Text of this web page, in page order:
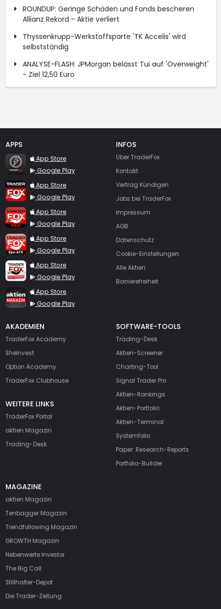
ROUNDUP: Geringe Schäden und Fonds bescheren
Allianz Rekord - Aktie verliert
Thyssenkrupp-Werkstoffsparte 'TK Accelis' wird
selbstständig
ANALYSE-FLASH: JPMorgan belässt Tui auf 'Overweight'
- Ziel 12,50 Euro
APPS
TraderFox Flash
App Store
Google Play
TraderFox App
App Store
Google Play
TraderFox Pro
App Store
Google Play
TraderFox dpa-AFX ProFeed
App Store
Google Play
TraderFox Live Trading
App Store
Google Play
TraderFox aktien Magazin
App Store
Google Play
INFOS
Über TraderFox
Kontakt
Vertrag Kündigen
Jobs bei TraderFox
Impressum
AGB
Datenschutz
Cookie-Einstellungen
Alle Aktien
Barrierefreiheit
AKADEMIEN
TraderFox Academy
SheInvest
Option Academy
TraderFox Clubhouse
WEITERE LINKS
TraderFox Portal
aktien Magazin
Trading-Desk
SOFTWARE-TOOLS
Trading-Desk
Aktien-Screener
Charting-Tool
Signal Trader Pro
Aktien-Rankings
Aktien-Portfolio
Aktien-Terminal
Systemfolio
Paper: Research-Reports
Portfolio-Builder
MAGAZINE
aktien Magazin
Tenbagger Magazin
Trendfollowing Magazin
GROWTH Magazin
Nebenwerte Investor
The Big Call
Stillhalter-Depot
Die Trader-Zeitung